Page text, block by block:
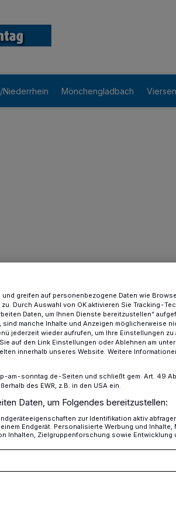
Niederrhein Mönchengladbach Viersen
Wettbewerb
Gesucht: die
Jahreszeitenfotos
Ganz gleich ob mit der Profi-
oder mit dem Handy: Jeder
greifen auf personenbezogene Daten wie
Durch Auswahl von OK aktivieren Sie Tracking-
Daten, um Ihnen Dienste bereitzustellen“
sind manche Inhalte und Anzeigen möglicherweise
jederzeit wieder aufrufen, um Ihre Einstellungen zu
auf den Link Einstellungen oder Ablehnen am
innerhalb unseres Website. Weitere
am-sonntag.de-Seiten und schließt gem. Art. 49
des EWR, z.B. in den USA ein.
Daten, um Folgendes bereitzustellen:
zur Identifikation aktiv
Endgerät. Personalisierte Werbung und Inhalte,
Inhalten, Zielgruppenforschung sowie Entwicklung